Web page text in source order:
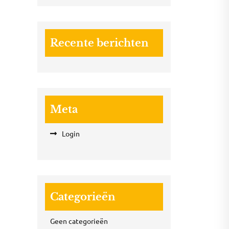
Recente berichten
Meta
Login
Categorieën
Geen categorieën